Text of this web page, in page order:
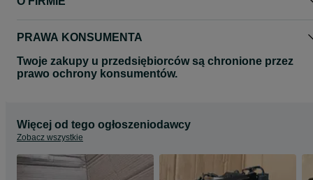
PRAWA KONSUMENTA
Twoje zakupy u przedsiębiorców są chronione przez
prawo ochrony konsumentów.
Więcej od tego ogłoszeniodawcy
Zobacz wszystkie